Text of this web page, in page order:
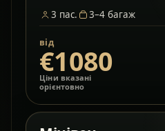
3 пас. 3–4 багаж
від
€1080
Ціни вказані
орієнтовно